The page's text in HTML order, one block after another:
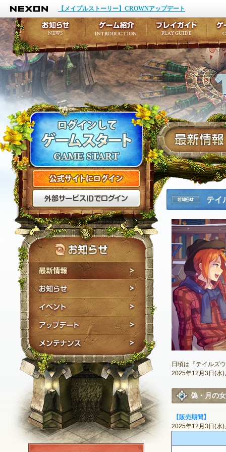
NEXON
【メイプルストーリー】CROWNアップデート
公式サイトにログイン
外部サービスIDでログ
最新情報
お知らせ
イベント
アップデート
メンテナンス
NEXON ID登録
お知らせ
テイ
日頃は『テイルズ
2025年12月3日(水
偽・月の
【販売期間】
2025年12月3日(水
お知らせ
イベント
アップデート
メンテナンス
ゲーム紹介
キャラクター作成
テイルズ初級者講座
ここだけは知ってお